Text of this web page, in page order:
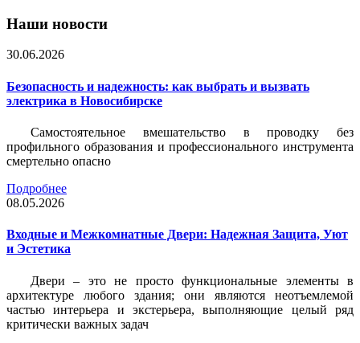
Наши новости
30.06.2026
Безопасность и надежность: как выбрать и вызвать
электрика в Новосибирске
Самостоятельное вмешательство в проводку без
профильного образования и профессионального инструмента
смертельно опасно
Подробнее
08.05.2026
Входные и Межкомнатные Двери: Надежная Защита, Уют
и Эстетика
Двери – это не просто функциональные элементы в
архитектуре любого здания; они являются неотъемлемой
частью интерьера и экстерьера, выполняющие целый ряд
критически важных задач